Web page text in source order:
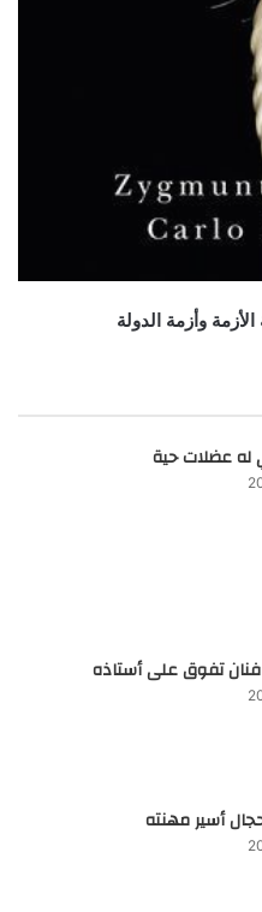
وأزمة الدولة
له عضلات حية
تفوق على أستاذه
أسير مهنته